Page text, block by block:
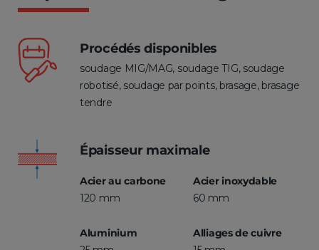
Procédés disponibles
soudage MIG/MAG, soudage TIG, soudage
robotisé, soudage par points, brasage, brasage
tendre
Épaisseur maximale
Acier au carbone
120 mm
Acier inoxydable
60 mm
Aluminium
Alliages de cuivre